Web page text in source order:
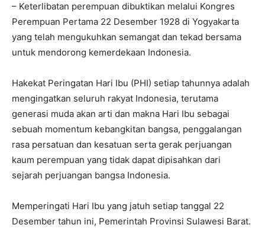
– Keterlibatan perempuan dibuktikan melalui Kongres
Perempuan Pertama 22 Desember 1928 di Yogyakarta
yang telah mengukuhkan semangat dan tekad bersama
untuk mendorong kemerdekaan Indonesia.
Hakekat Peringatan Hari Ibu (PHI) setiap tahunnya adalah
mengingatkan seluruh rakyat Indonesia, terutama
generasi muda akan arti dan makna Hari Ibu sebagai
sebuah momentum kebangkitan bangsa, penggalangan
rasa persatuan dan kesatuan serta gerak perjuangan
kaum perempuan yang tidak dapat dipisahkan dari
sejarah perjuangan bangsa Indonesia.
Memperingati Hari Ibu yang jatuh setiap tanggal 22
Desember tahun ini, Pemerintah Provinsi Sulawesi Barat.